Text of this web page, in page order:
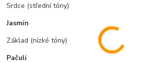
Srdce (střední tóny)
Jasmín
Základ (nízké tóny)
Pačuli